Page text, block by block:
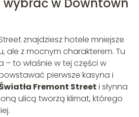
w Downtown
znajdziesz hotele mniejsze
ale z mocnym charakterem. Tu
– to właśnie w tej części w
pierwsze kasyna i
Fremont Street i słynna
ulicą tworzą klimat, którego